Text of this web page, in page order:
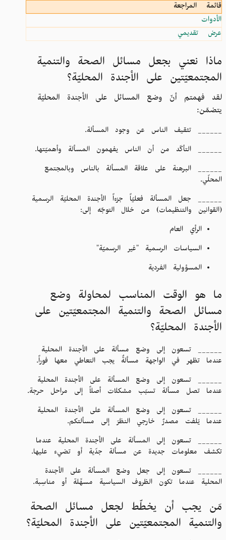
قائمة المراجعة
الأدوات
عرض تقديمي
ماذا نعني بجعل مسائل الصحة والتنمية
المجتمعيّتين على الأجندة المحليّة؟
لقد فهمتم أنّ وضع المسائل على الأجندة المحليّة
يتضمّن:
______ تثقيف الناس عن وجود المسألة.
______ التأكّد من أن الناس يفهمون المسألة وأهميّتها.
______ البرهنة على علاقة المسألة بالناس وبالمجتمع
المحلّي.
______ جعل المسألة فعليّاً جزءاً الأجندة المحليّة الرسمية
(القوانين والتنظيمات) من خلال التوجّه إلى:
الرأي العام
السياسات الرسمية "غير الرسميّة"
المسؤولية الفردية
ما هو الوقت المناسب لمحاولة وضع
مسائل الصحة والتنمية المجتمعيّتين على
الأجندة المحليّة؟
______ تسعون إلى وضع مسألة على الأجندة المحلية
عندما تظهر في الواجهة مسألةٌ يجب التعاطي معها فوراً.
______ تسعون إلى وضع المسألة على الأجندة المحلية
عندما تصل مسألة تسبّب مشكلات أصلاً إلى مراحل حرجة.
______ تسعون إلى وضع المسألة على الأجندة المحلية
عندما يَلفت مصدرٌ خارجي النظرَ إلى مسألتكم.
______ تسعون إلى المسألة على الأجندة المحلية عندما
تكشف معلومات جديدة عن مسألة جدّية أو تضيء عليها.
______ تسعون إلى جعل وضع المسألة على الأجندة
المحلية عندما تكون الظروف السياسية مسهِّلة أو مناسِبة.
مَن يجب أن يخطّط لجعل مسائل الصحة
والتنمية المجتمعيّتين على الأجندة المحليّة؟